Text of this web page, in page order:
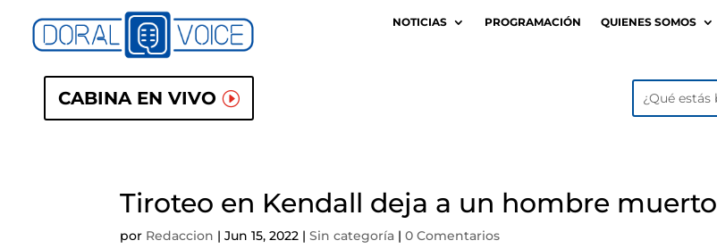
NOTICIAS PROGRAMACIÓN QUIENES SOMOS
CABINA EN VIVO
Tiroteo en Kendall deja a un hombre muerto
por Redaccion |Jun 15, 2022 |Sin categoría |0 Comentarios